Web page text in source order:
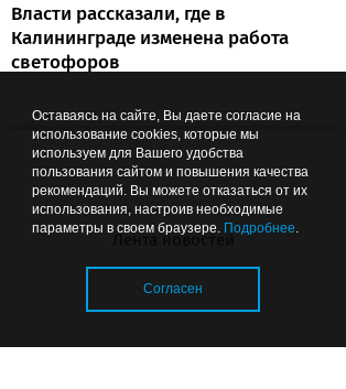
Лента новостей
Власти рассказали, где в
Калининграде изменена работа
светофоров
ОБЩЕСТВО
Оставаясь на сайте, Вы даете согласие на
использование cookies, которые мы
используем для Вашего удобства
пользования сайтом и повышения качества
рекомендаций. Вы можете отказаться от их
использования, настроив необходимые
параметры в своем браузере. Подробнее.
Согласен